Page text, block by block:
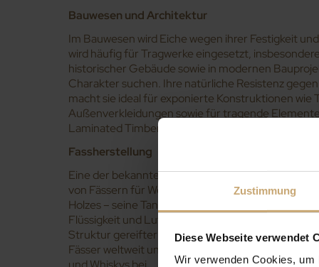
Zustimmung
Diese Webseite verwendet
Wir verwenden Cookies,
Bauwesen und Architektur
Im Bauwesen wird Eiche wegen ihrer Festigkeit
wird häufig für Tragwerke eingesetzt,
historischer Gebäude sowie in modernen
Charakter suchen. Ihre natürliche Resistenz
macht sie ideal für exponierte Konstruktionen wie
Außenverkleidungen sowie für tragende
Laminated Timber).
Fassherstellung
Eine der bekanntesten Verwendungen der
von Fässern für Wein und Spirituosen. Die
Holzes – seine Tannine und die Fähigkeit, subtile
Flüssigkeit und Luft zu ermöglichen –
Struktur gereifter Weine und Spirituosen.
Fässer weltweit und tragen so zum Ansehen von in